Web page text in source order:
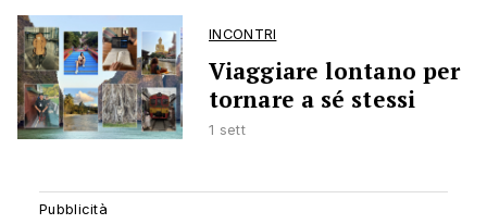
INCONTRI
Viaggiare lontano per
tornare a sé stessi
1 sett